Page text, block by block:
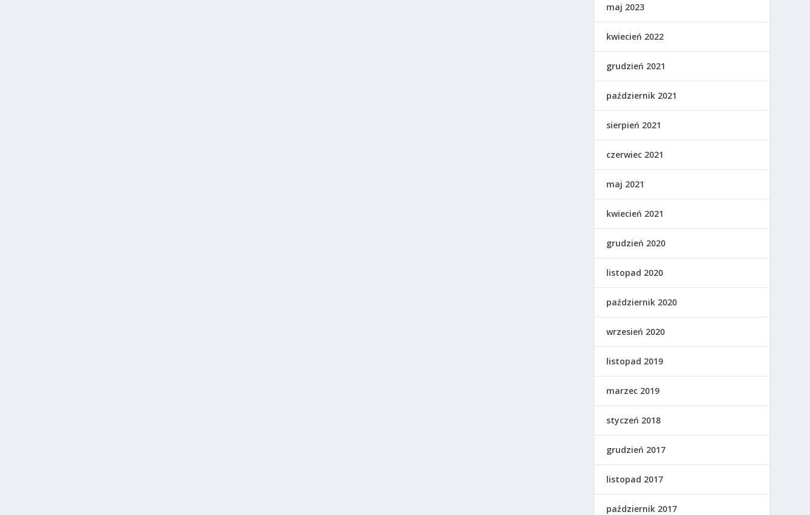
maj 2023
kwiecień 2022
grudzień 2021
październik 2021
sierpień 2021
czerwiec 2021
maj 2021
kwiecień 2021
grudzień 2020
listopad 2020
październik 2020
wrzesień 2020
listopad 2019
marzec 2019
styczeń 2018
grudzień 2017
listopad 2017
październik 2017